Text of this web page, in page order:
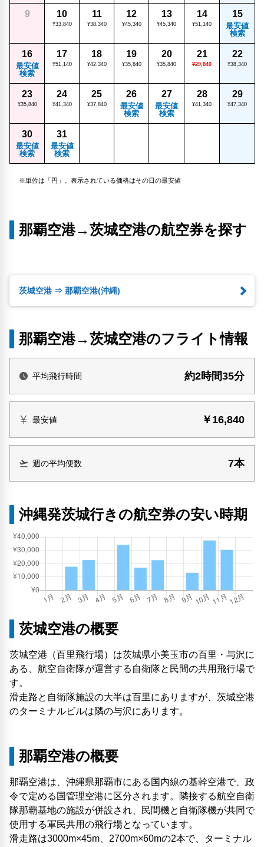
9 10
¥33,840
11
¥38,340
12
¥45,340
13
¥45,340
14
¥51,140
15
最安値
検索
16
最安値
検索
17
¥51,140
18
¥42,340
19
¥35,840
20
¥35,840
21
¥29,840
22
¥38,340
23
¥35,840
24
¥41,340
25
¥37,840
26
最安値
検索
27
最安値
検索
28
¥41,340
29
¥47,340
30
最安値
検索
31
最安値
検索
※単位は「円」。表示されている価格はその日の最安値
那覇空港→茨城空港の航空券を探す
茨城空港 ⇒ 那覇空港(沖縄)
那覇空港→茨城空港のフライト情報
平均飛行時間 約2時間35分
最安値 ￥16,840
週の平均便数 7本
沖縄発茨城行きの航空券の安い時期
茨城空港の概要
茨城空港（百里飛行場）は茨城県小美玉市の百里・与沢に
ある、航空自衛隊が運営する自衛隊と民間の共用飛行場で
す。
滑走路と自衛隊施設の大半は百里にありますが、茨城空港
のターミナルビルは隣の与沢にあります。
那覇空港の概要
那覇空港は、沖縄県那覇市にある国内線の基幹空港で、政
令で定める国管理空港に区分されます。隣接する航空自衛
隊那覇基地の施設が併設され、民間機と自衛隊機が共同で
使用する軍民共用の飛行場となっています。
滑走路は3000m×45m、2700m×60mの2本で、ターミナル